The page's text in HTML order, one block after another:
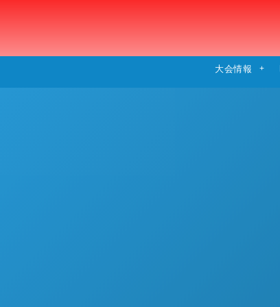
大会情報